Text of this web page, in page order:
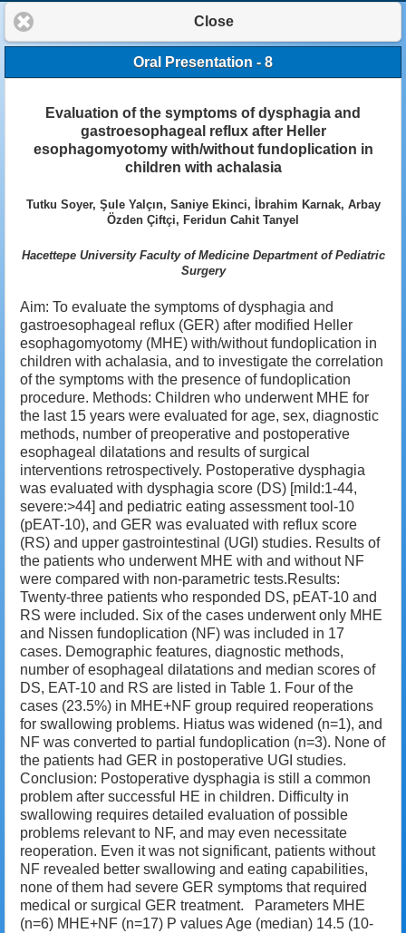
Close
Oral Presentation - 8
Evaluation of the symptoms of dysphagia and
gastroesophageal reflux after Heller
esophagomyotomy with/without fundoplication in
children with achalasia
Tutku Soyer, Şule Yalçın, Saniye Ekinci, İbrahim Karnak, Arbay
Özden Çiftçi, Feridun Cahit Tanyel
Hacettepe University Faculty of Medicine Department of Pediatric
Surgery
Aim: To evaluate the symptoms of dysphagia and
gastroesophageal reflux (GER) after modified Heller
esophagomyotomy (MHE) with/without fundoplication in
children with achalasia, and to investigate the correlation
of the symptoms with the presence of fundoplication
procedure. Methods: Children who underwent MHE for
the last 15 years were evaluated for age, sex, diagnostic
methods, number of preoperative and postoperative
esophageal dilatations and results of surgical
interventions retrospectively. Postoperative dysphagia
was evaluated with dysphagia score (DS) [mild:1-44,
severe:>44] and pediatric eating assessment tool-10
(pEAT-10), and GER was evaluated with reflux score
(RS) and upper gastrointestinal (UGI) studies. Results of
the patients who underwent MHE with and without NF
were compared with non-parametric tests.Results:
Twenty-three patients who responded DS, pEAT-10 and
RS were included. Six of the cases underwent only MHE
and Nissen fundoplication (NF) was included in 17
cases. Demographic features, diagnostic methods,
number of esophageal dilatations and median scores of
DS, EAT-10 and RS are listed in Table 1. Four of the
cases (23.5%) in MHE+NF group required reoperations
for swallowing problems. Hiatus was widened (n=1), and
NF was converted to partial fundoplication (n=3). None of
the patients had GER in postoperative UGI studies.
Conclusion: Postoperative dysphagia is still a common
problem after successful HE in children. Difficulty in
swallowing requires detailed evaluation of possible
problems relevant to NF, and may even necessitate
reoperation. Even it was not significant, patients without
NF revealed better swallowing and eating capabilities,
none of them had severe GER symptoms that required
medical or surgical GER treatment. Parameters MHE
(n=6) MHE+NF (n=17) P values Age (median) 14.5 (10-